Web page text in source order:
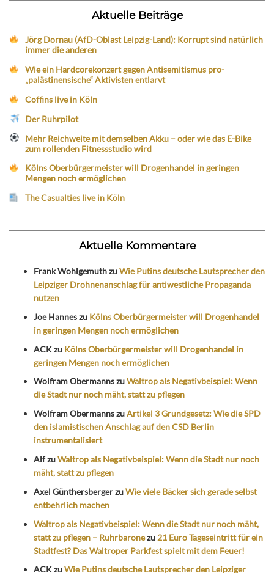
Aktuelle Beiträge
Jörg Dornau (AfD-Oblast Leipzig-Land): Korrupt sind natürlich
immer die anderen
Wie ein Hardcorekonzert gegen Antisemitismus pro-
„palästinensische“ Aktivisten entlarvt
Coffins live in Köln
Der Ruhrpilot
Mehr Reichweite mit demselben Akku – oder wie das E-Bike
zum rollenden Fitnessstudio wird
Kölns Oberbürgermeister will Drogenhandel in geringen
Mengen noch ermöglichen
The Casualties live in Köln
Aktuelle Kommentare
Frank WohlgemuthzuWie Putins deutsche Lautsprecher den
Leipziger Drohnenanschlag für antiwestliche Propaganda
nutzen
Joe Hanneszu Kölns Oberbürgermeister will Drogenhandel
in geringen Mengen noch ermöglichen
ACKzu Kölns Oberbürgermeister will Drogenhandel in
geringen Mengen noch ermöglichen
Wolfram ObermannszuWaltrop als Negativbeispiel: Wenn
die Stadt nur noch mäht, statt zu pflegen
Wolfram ObermannszuArtikel 3 Grundgesetz: Wie die SPD
den islamistischen Anschlag auf den CSD Berlin
instrumentalisiert
AlfzuWaltrop als Negativbeispiel: Wenn die Stadt nur noch
mäht, statt zu pflegen
Axel GünthersbergerzuWie viele Bäcker sich gerade selbst
entbehrlich machen
Waltrop als Negativbeispiel: Wenn die Stadt nur noch mäht,
statt zu pflegen – Ruhrbaronezu 21 Euro Tageseintritt für ein
Stadtfest? Das Waltroper Parkfest spielt mit dem Feuer!
ACKzuWie Putins deutsche Lautsprecher den Leipziger